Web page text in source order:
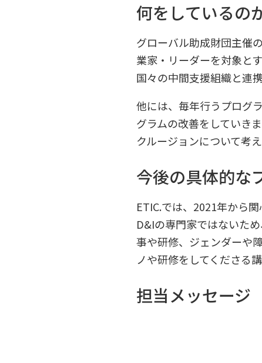
何をしているの
グローバル助成財団主催
業家・リーダーを対象と
国々の中間支援組織と連
他には、毎年行うプログ
グラムの改善をしていき
クルージョンについて考
今後の具体的な
ETIC.では、2021年から
D&Iの専門家ではないた
事や研修、ジェンダーや
ノや研修をしてくださる
担当メッセージ